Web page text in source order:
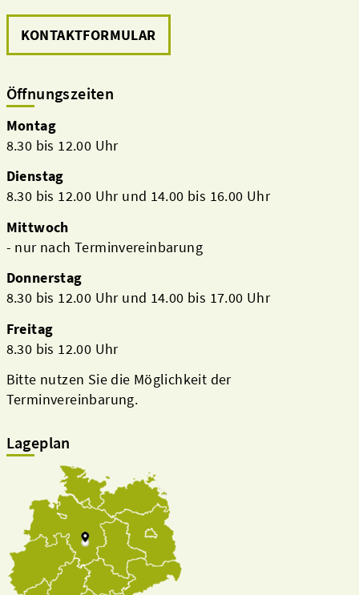
KONTAKTFORMULAR
Öffnungszeiten
Montag
8.30 bis 12.00 Uhr
Dienstag
8.30 bis 12.00 Uhr und 14.00 bis 16.00 Uhr
Mittwoch
- nur nach Terminvereinbarung
Donnerstag
8.30 bis 12.00 Uhr und 14.00 bis 17.00 Uhr
Freitag
8.30 bis 12.00 Uhr
Bitte nutzen Sie die Möglichkeit der
Terminvereinbarung.
Lageplan